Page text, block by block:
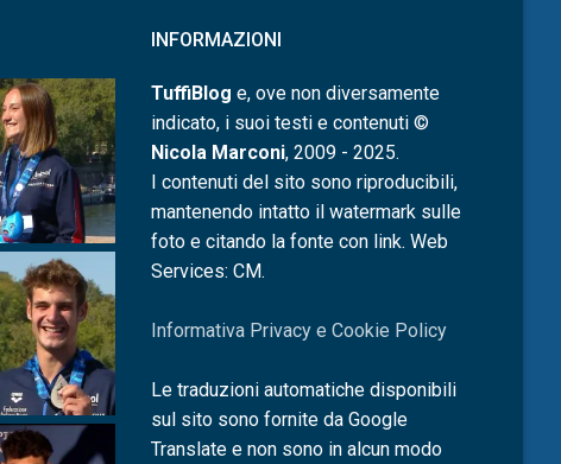
INFORMAZIONI
TuffiBlog e, ove non diversamente
indicato, i suoi testi e contenuti ©
Nicola Marconi, 2009 - 2025.
I contenuti del sito sono riproducibili,
mantenendo intatto il watermark sulle
foto e citando la fonte con link. Web
Services: CM.
Informativa Privacy e Cookie Policy
Le traduzioni automatiche disponibili
sul sito sono fornite da Google
Translate e non sono in alcun modo